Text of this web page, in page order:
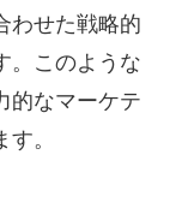
わせた戦略的
。このような
的なマーケテ
。